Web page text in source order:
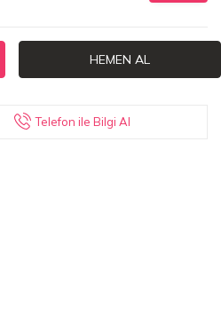
HEMEN AL
Telefon ile Bilgi Al